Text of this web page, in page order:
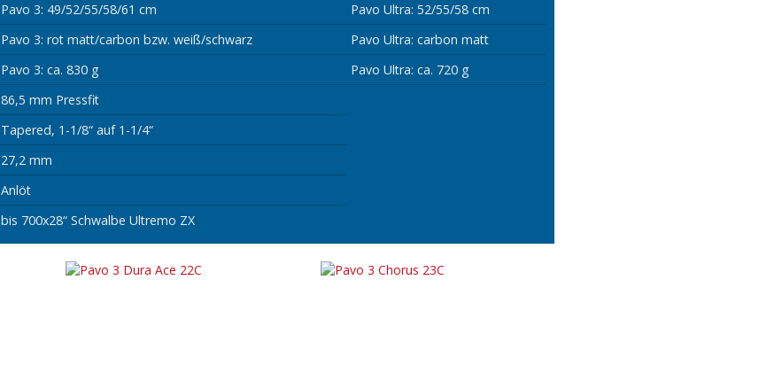
Pavo 3: 49/52/55/58/61 cm
Pavo Ultra: 52/55/58 cm
Pavo 3: rot matt/carbon bzw. weiß/schwarz
Pavo Ultra: carbon matt
Pavo 3: ca. 830 g
Pavo Ultra: ca. 720 g
86,5 mm Pressfit
Tapered, 1-1/8“ auf 1-1/4“
27,2 mm
Anlöt
bis 700x28“ Schwalbe Ultremo ZX